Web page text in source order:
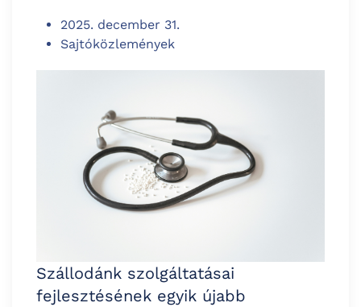
2025. december 31.
Sajtóközlemények
Szállodánk szolgáltatásai
fejlesztésének egyik újabb